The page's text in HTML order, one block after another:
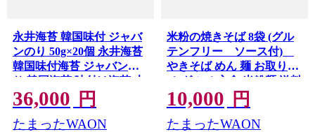
永井海苔 韓国味付 ジャバ
ンのり 50g×20個 永井海苔
韓国味付海苔 ジャバンの
り 韓国海苔 味付け海苔 大
容量 簡易包装 のため 訳あ
り 永井海苔 韓国味付海苔
ジャバンのり 韓国海苔 味
36,000 円
たまったWAON
米粉の焼きそば 8袋 (グル
テンフリー ソース付)
やきそば めん 麺 お取り寄
せ グルメ 主食 米粉麺 送料
無料 愛知県 豊橋市
10,000 円
たまったWAON